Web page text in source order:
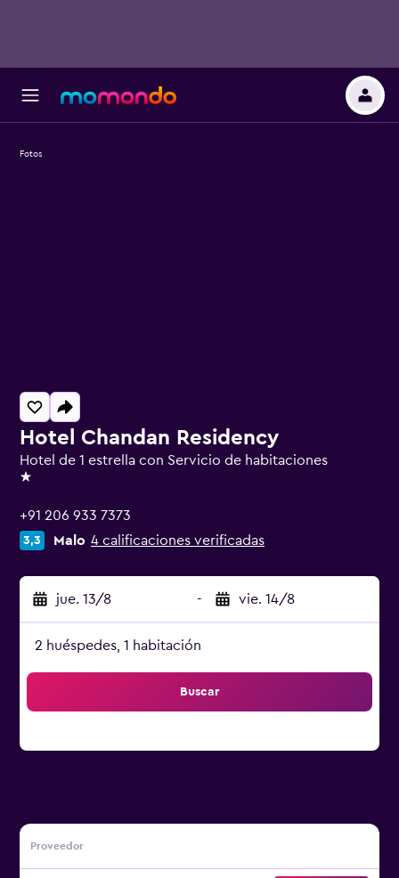
Hotel Chandan Residency
Hotel de 1 estrella con Servicio de habitaciones
1 estrella
+91 206 933 7373
3,3 Malo 4 calificaciones verificadas
jue. 13/8 - vie. 14/8
2 huéspedes, 1 habitación
Buscar
Proveedor
Fotos